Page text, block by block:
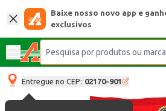
Baixe nosso novo app e
exclusivos
Entregue no CEP: 02170-901